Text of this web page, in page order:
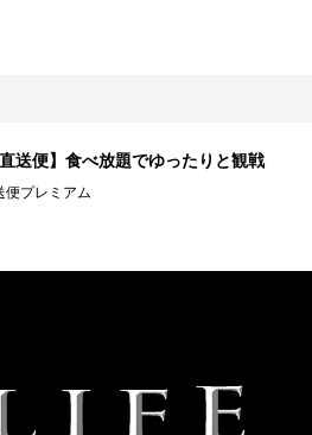
直送便】食べ放題でゆったりと観戦
便プレミアム